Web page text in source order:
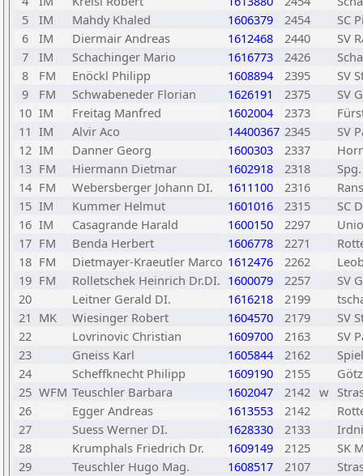
5
IM Mahdy Khaled 1606379 2454
SC
6
IM Diermair Andreas 1612468 2440
SV
7
IM Schachinger Mario 1616773 2426
8
FM Enöckl Philipp 1608894 2395
SV
9
FM Schwabeneder Florian 1626191 2375
SV
10 IM Freitag Manfred 1602004 2373
11 IM Alvir Aco 14400367 2345
SV
12 IM Danner Georg 1600303 2337
13 FM Hiermann Dietmar 1602918 2318
14 FM Webersberger Johann DI. 1611100 2316
15 IM Kummer Helmut 1601016 2315
SC
16 IM Casagrande Harald 1600150 2297
17 FM Benda Herbert 1606778 2271
18 FM Dietmayer-Kraeutler Marco 1612476 2262
19 FM Rolletschek Heinrich Dr.DI. 1600079 2257
SV
20
Leitner Gerald DI. 1616218 2199
21 MK Wiesinger Robert 1604570 2179
SV
22
Lovrinovic Christian 1609700 2163
SV
23
Gneiss Karl 1605844 2162
24
Scheffknecht Philipp 1609190 2155
25 WFM Teuschler Barbara 1602047 2142 w
26
Egger Andreas 1613553 2142
27
Suess Werner DI. 1628330 2133
28
Krumphals Friedrich Dr. 1609149 2125
SK
29
Teuschler Hugo Mag. 1608517 2107